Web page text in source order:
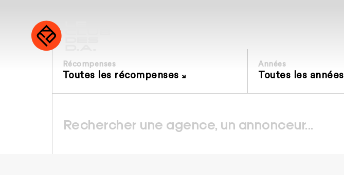
Récompenses
Toutes les récompenses
Années
Toutes les années